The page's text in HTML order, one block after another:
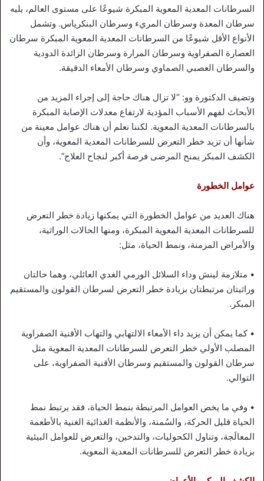
السرطانات المعدية المعوية المبكرة شيوعًا على مستوى العالم، يليه
سرطان المعدة وسرطان المريء وسرطان البنكرياس. وتشمل
الأنواع الأقل شيوعًا من السرطانات المعدية المعوية المبكرة سرطان
العصارة الصفراوية وسرطان المرارة وسرطان الزائدة الدودية
والسرطان العصبي الصماوي وسرطان الأمعاء الدقيقة.
وتضيف الدكتورة وو: “لا تزال هناك حاجة إلى إجراء المزيد من
الأبحاث لفهم الأسباب المؤدية لارتفاع معدلات الإصابة المبكرة
بالسرطانات المعدية المعوية. لكننا نعلم أن هناك عوامل معينة من
شأنها أن تزيد خطر التعرض للسرطانات المعدية المعوية، وأن
الكشف المبكر يمنح المرضى فرصة أكبر لنجاح العلاج”.
عوامل الخطورة
هناك العديد من عوامل الخطورة التي يمكنها زيادة خطر التعرض
للسرطانات المعدية المعوية المبكرة، ومنها الحالات الوراثية،
والأمراض المزمنة، ونمط الحياة، مثل:
• متلازمة لينش وداء السلائل الورمي الغدي العائلي، وهما حالتان
وراثيتان مرتبطتان بزيادة خطر التعرض لسرطان القولون والمستقيم
المبكر.
• كما يمكن أن يزيد داء الأمعاء الالتهابي والتهاب الأقنية الصفراوية
المصلب الأولي خطر التعرض للسرطانات المعدية المعوية مثل
سرطان القولون والمستقيم وسرطان الأقنية الصفراوية، على
التوالي.
• وفي ما يخص العوامل المرتبطة بنمط الحياة، فقد يرتبط نمط
الحياة قليل الحركة، والسُمنة، والأنظمة الغذائية الغنية بالأطعمة
المعالَجة، وتناول الكحوليات، والتدخين، والتعرض للعوامل البيئية
بزيادة خطر التعرض للسرطانات المعدية المعوية.